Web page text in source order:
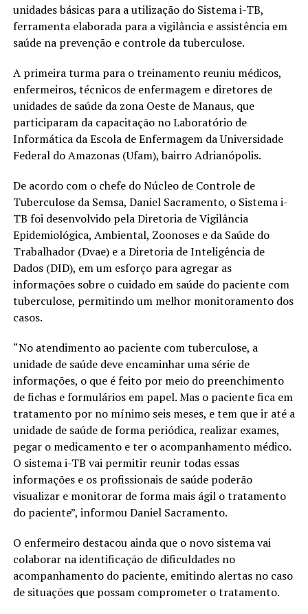
unidades básicas para a utilização do Sistema i-TB,
ferramenta elaborada para a vigilância e assistência em
saúde na prevenção e controle da tuberculose.
A primeira turma para o treinamento reuniu médicos,
enfermeiros, técnicos de enfermagem e diretores de
unidades de saúde da zona Oeste de Manaus, que
participaram da capacitação no Laboratório de
Informática da Escola de Enfermagem da Universidade
Federal do Amazonas (Ufam), bairro Adrianópolis.
De acordo com o chefe do Núcleo de Controle de
Tuberculose da Semsa, Daniel Sacramento, o Sistema i-
TB foi desenvolvido pela Diretoria de Vigilância
Epidemiológica, Ambiental, Zoonoses e da Saúde do
Trabalhador (Dvae) e a Diretoria de Inteligência de
Dados (DID), em um esforço para agregar as
informações sobre o cuidado em saúde do paciente com
tuberculose, permitindo um melhor monitoramento dos
casos.
“No atendimento ao paciente com tuberculose, a
unidade de saúde deve encaminhar uma série de
informações, o que é feito por meio do preenchimento
de fichas e formulários em papel. Mas o paciente fica em
tratamento por no mínimo seis meses, e tem que ir até a
unidade de saúde de forma periódica, realizar exames,
pegar o medicamento e ter o acompanhamento médico.
O sistema i-TB vai permitir reunir todas essas
informações e os profissionais de saúde poderão
visualizar e monitorar de forma mais ágil o tratamento
do paciente”, informou Daniel Sacramento.
O enfermeiro destacou ainda que o novo sistema vai
colaborar na identificação de dificuldades no
acompanhamento do paciente, emitindo alertas no caso
de situações que possam comprometer o tratamento.